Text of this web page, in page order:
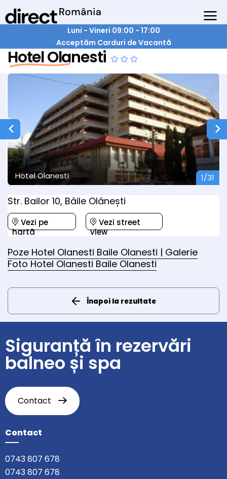
Luni - Vineri 09:00 - 17:00
Acceptăm Carduri de Vacantă
Hotel Olanesti
Hotel Olanesti 1/31
Str. Bailor 10, Băile Olănești
Vezi pe
hartă
Vezi street
view
Poze Hotel Olanesti Baile Olanesti | Galerie
Foto Hotel Olanesti Baile Olanesti
Înapoi la rezultate
Siguranță în rezervări
balneo și spa
Contact
Contact
0743 807 678
0743 807 678